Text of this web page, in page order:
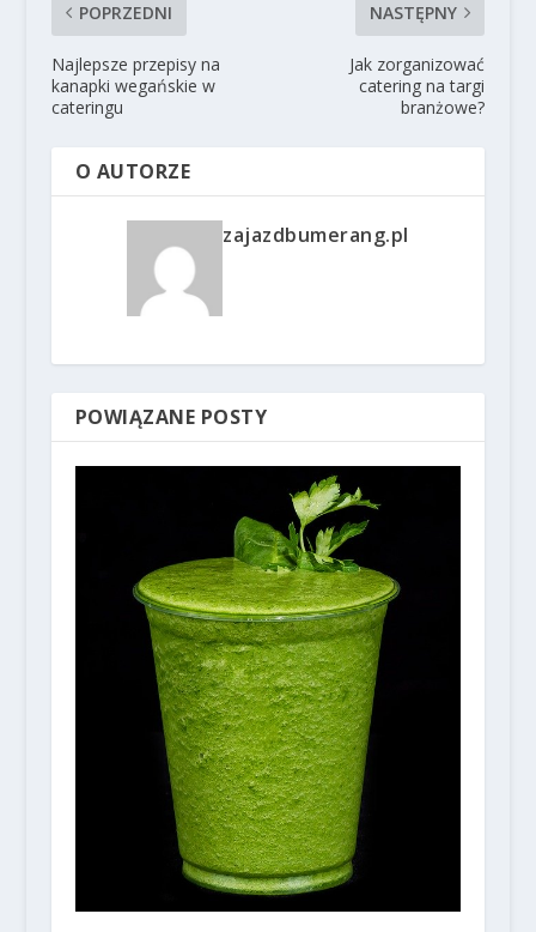
POPRZEDNI
Najlepsze przepisy na
kanapki wegańskie w
cateringu
NASTĘPNY
Jak zorganizować
catering na targi
branżowe?
O AUTORZE
zajazdbumerang.pl
POWIĄZANE POSTY